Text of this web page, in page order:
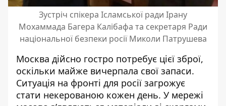
Зустріч спікера Ісламської ради Ірану
Мохаммада Багера Калібафа та секретаря Ради
національної безпеки росії Миколи Патрушева
Москва дійсно гостро потребує цієї зброї,
оскільки майже вичерпала свої запаси.
Ситуація на фронті для росії загрожує
стати некерованою кожен день. У мережі